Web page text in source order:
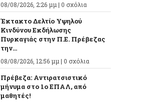
08/08/2026, 2:26 μμ | 0 σχόλια
Έκτακτο Δελτίο Υψηλού
Κινδύνου Εκδήλωσης
Πυρκαγιάς στην Π.Ε. Πρέβεζας
την...
08/08/2026, 12:56 μμ | 0 σχόλια
Πρέβεζα: Αντιρατσιστικό
μήνυμα στο 1ο ΕΠΑΛ, από
μαθητές!